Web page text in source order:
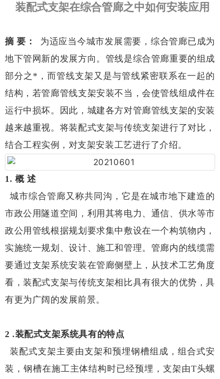
装配式支架在综合管廊之中如何安装应用
摘 要：
为适应当今城市发展需要，综合管廊已成为
地下管网新的发展方向。管线是综合管廊重要的组成
部分之*，而管线支架又是与管线紧密联系在一起的
结构，若管廊管线支架安装不当，会使管线组成件在
运行中损坏。因此，城建各方对管廊管线支架的安装
越来越重视。将装配式支架与传统支架进行了对比，
结合工程实例，对支架安装工艺进行了介绍。
1. 概 述
城市综合管廊又称共同沟，它是在城市地下建造的
市政公用隧道空间，利用其将电力、通信、供水等市
政公用管线根据规划要求集中敷设在一个构筑物内，
实施统一规划、设计、施工和管理。管廊内的线缆需
要通过支架系统安装在管廊侧壁上，从技术工艺角度
看，装配式支架与传统支架相比具有很大的优势，具
有更为广阔的发展前景。
2 .装配式支架系统具有的特点
装配式支架主要由支架和预埋钢槽组成，组合式安
装，钢槽在施工主体结构时已经预埋，支架由T头螺